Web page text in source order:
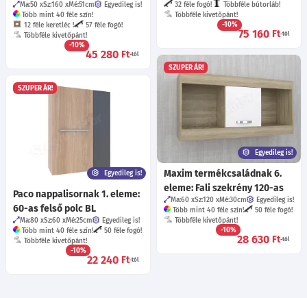
32 féle fogó!
Többféle bútorláb!
Többféle kivetőpánt!
-10%
75 160 Ft-tól
Ma:50 Sz:160 Mé:51cm
Egyedileg is!
Több mint 40 féle szín!
12 féle keretléc !
57 féle fogó!
Többféle kivetőpánt!
-10%
45 280 Ft-tól
SZUPER ÁR!
Egyedileg is!
Maxim termékcsaládnak 6.
eleme: Fali szekrény 120-as
Ma:60 Sz:120 Mé:30cm
Egyedileg is!
Több mint 40 féle szín!
50 féle fogó!
Többféle kivetőpánt!
-10%
28 630 Ft-tól
SZUPER ÁR!
Egyedileg is!
Paco nappalisornak 1. eleme:
60-as felső polc BL
Ma:80 Sz:60 Mé:25cm
Egyedileg is!
Több mint 40 féle szín!
50 féle fogó!
Többféle kivetőpánt!
-10%
22 240 Ft-tól